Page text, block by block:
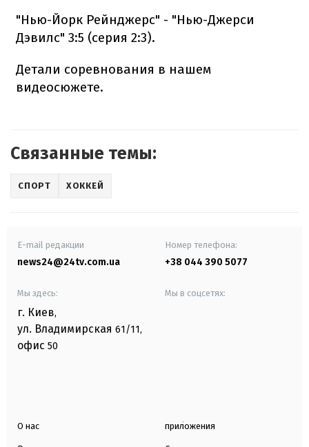
"Нью-Йорк Рейнджерс" - "Нью-Джерси
Дэвилс" 3:5 (серия 2:3).
Детали соревнования в нашем
видеосюжете.
Связанные темы:
СПОРТ ХОККЕЙ
E-mail редакции
news24@24tv.com.ua
Номер телефона:
+38 044 390 5077
Мы здесь:
г. Киев,
ул. Владимирская 61/11,
офис 50
Мы в соцсетях:
О нас приложения